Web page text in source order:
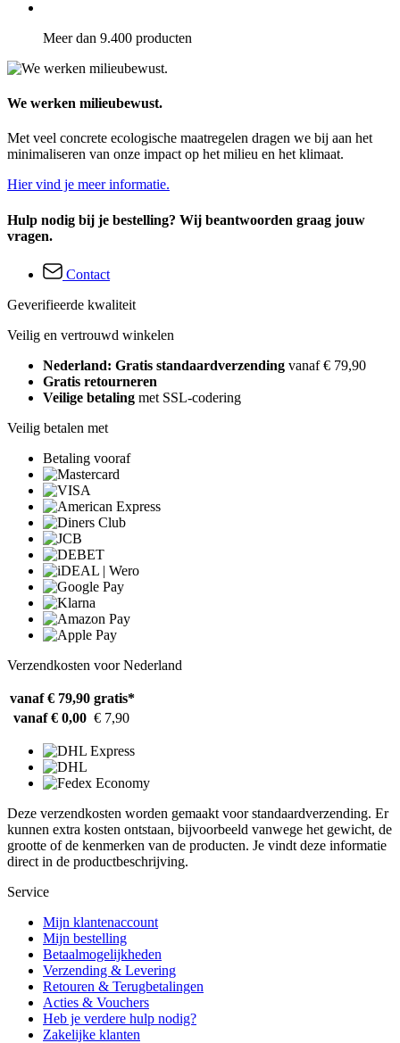
Meer dan 9.400 producten
We werken milieubewust.
Met veel concrete ecologische maatregelen dragen we bij aan het
minimaliseren van onze impact op het milieu en het klimaat.
Hier vind je meer informatie.
Hulp nodig bij je bestelling? Wij beantwoorden graag jouw
vragen.
Contact
Geverifieerde kwaliteit
Veilig en vertrouwd winkelen
Nederland: Gratis standaardverzending vanaf € 79,90
Gratis retourneren
Veilige betaling met SSL-codering
Veilig betalen met
Betaling vooraf
Verzendkosten voor Nederland
vanaf € 79,90 gratis*
vanaf € 0,00 € 7,90
Deze verzendkosten worden gemaakt voor standaardverzending. Er
kunnen extra kosten ontstaan, bijvoorbeeld vanwege het gewicht, de
grootte of de kenmerken van de producten. Je vindt deze informatie
direct in de productbeschrijving.
Service
Mijn klantenaccount
Mijn bestelling
Betaalmogelijkheden
Verzending & Levering
Retouren & Terugbetalingen
Acties & Vouchers
Heb je verdere hulp nodig?
Zakelijke klanten